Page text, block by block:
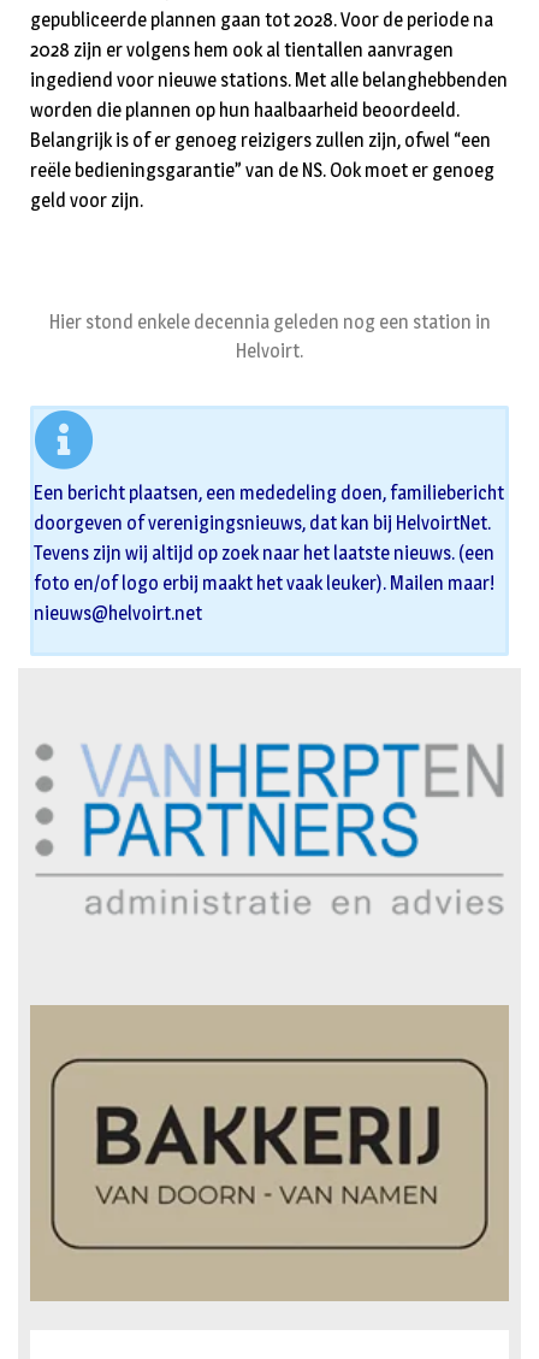
gepubliceerde plannen gaan tot 2028. Voor de periode na
2028 zijn er volgens hem ook al tientallen aanvragen
ingediend voor nieuwe stations. Met alle belanghebbenden
worden die plannen op hun haalbaarheid beoordeeld.
Belangrijk is of er genoeg reizigers zullen zijn, ofwel “een
reële bedieningsgarantie” van de NS. Ook moet er genoeg
geld voor zijn.
Hier stond enkele decennia geleden nog een station in
Helvoirt.
Een bericht plaatsen, een mededeling doen, familiebericht
doorgeven of verenigingsnieuws, dat kan bij HelvoirtNet.
Tevens zijn wij altijd op zoek naar het laatste nieuws. (een
foto en/of logo erbij maakt het vaak leuker). Mailen maar!
nieuws@helvoirt.net